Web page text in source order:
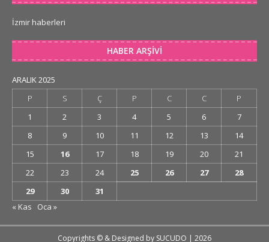
İzmir haberleri
HABER ARŞIVI
ARALIK 2025
P
S Ç P C C
P
1
2 3 4 5 6
7
8
9 10 11 12 13
14
15
16 17 18 19 20
21
22
23 24 25 26 27
28
29
30
31
« Kas
Oca »
Copyrights © & Designed by SUCUDO | 2026